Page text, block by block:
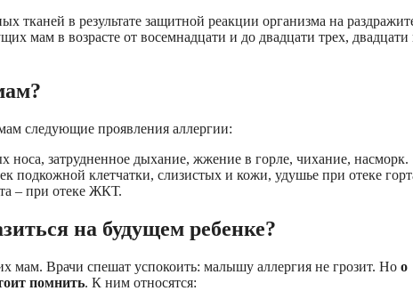
тканей в результате защитной реакции организма на
мам в возрасте от восемнадцати и до двадцати трех, двадцати
следующие проявления аллергии:
носа, затрудненное дыхание, жжение в горле, чихание, насморк.
подкожной клетчатки, слизистых и кожи, удушье при отеке
– при отеке ЖКТ.
на будущем ребенке?
мам. Врачи спешат успокоить: малышу аллергия не грозит. Но о
помнить. К ним относятся: